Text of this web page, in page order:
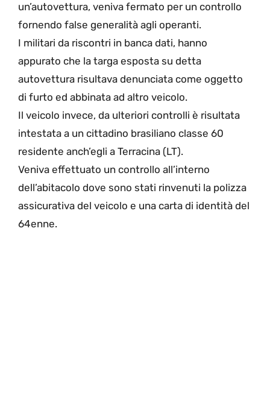
un’autovettura, veniva fermato per un controllo
fornendo false generalità agli operanti.
I militari da riscontri in banca dati, hanno
appurato che la targa esposta su detta
autovettura risultava denunciata come oggetto
di furto ed abbinata ad altro veicolo.
Il veicolo invece, da ulteriori controlli è risultata
intestata a un cittadino brasiliano classe 60
residente anch’egli a Terracina (LT).
Veniva effettuato un controllo all’interno
dell’abitacolo dove sono stati rinvenuti la polizza
assicurativa del veicolo e una carta di identità del
64enne.